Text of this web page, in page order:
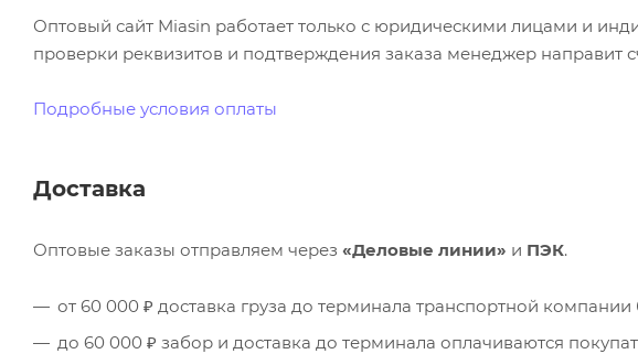
Оптовый сайт Miasin работает только с юридическими лицами и
проверки реквизитов и подтверждения заказа менеджер направит
Подробные условия оплаты
Доставка
Оптовые заказы отправляем через «Деловые линии» и ПЭК.
от 60 000 ₽ доставка груза до терминала транспортной компании
до 60 000 ₽ забор и доставка до терминала оплачиваются